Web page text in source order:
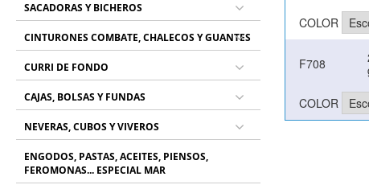
SACADORAS Y BICHEROS
CINTURONES COMBATE, CHALECOS Y GUANTES
CURRI DE FONDO
CAJAS, BOLSAS Y FUNDAS
NEVERAS, CUBOS Y VIVEROS
ENGODOS, PASTAS, ACEITES, PIENSOS,
FEROMONAS... ESPECIAL MAR
COLOR
F708
COLOR